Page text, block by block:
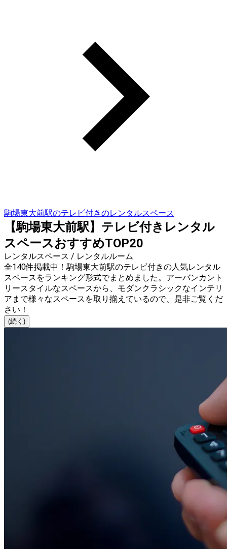
駒場東大前駅のテレビ付きのレンタルスペース
【駒場東大前駅】テレビ付きレンタル
スペースおすすめTOP20
レンタルスペース / レンタルルーム
全140件掲載中！駒場東大前駅のテレビ付きの人気レンタル
スペースをランキング形式でまとめました。アーバンカント
リースタイルなスペースから、モダンクラシックなインテリ
アまで様々なスペースを取り揃えているので、是非ご覧くだ
さい！
(続く)